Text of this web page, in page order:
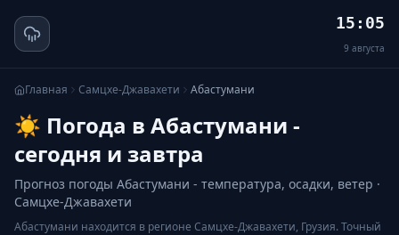
15:05
9 августа
Главная Самцхе-Джавахети Абастумани
☀️ Погода в Абастумани -
сегодня и завтра
Прогноз погоды Абастумани - температура, осадки, ветер ·
Самцхе-Джавахети
Абастумани находится в регионе Самцхе-Джавахети, Грузия. Точный